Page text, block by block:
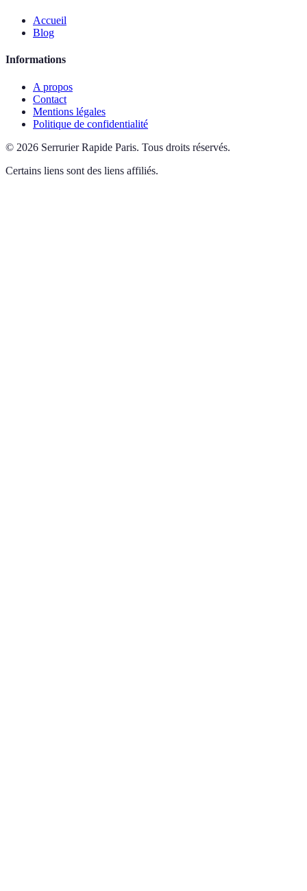
Accueil
Blog
Informations
A propos
Contact
Mentions légales
Politique de confidentialité
© 2026 Serrurier Rapide Paris. Tous droits réservés.
Certains liens sont des liens affiliés.